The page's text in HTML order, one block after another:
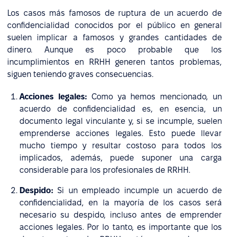
Los casos más famosos de ruptura de un acuerdo de
confidencialidad conocidos por el público en general
suelen implicar a famosos y grandes cantidades de
dinero. Aunque es poco probable que los
incumplimientos en RRHH generen tantos problemas,
siguen teniendo graves consecuencias.
Acciones legales:Como ya hemos mencionado, un
acuerdo de confidencialidad es, en esencia, un
documento legal vinculante y, si se incumple, suelen
emprenderse acciones legales. Esto puede llevar
mucho tiempo y resultar costoso para todos los
implicados, además, puede suponer una carga
considerable para los profesionales de RRHH.
Despido: Si un empleado incumple un acuerdo de
confidencialidad, en la mayoría de los casos será
necesario su despido, incluso antes de emprender
acciones legales. Por lo tanto, es importante que los